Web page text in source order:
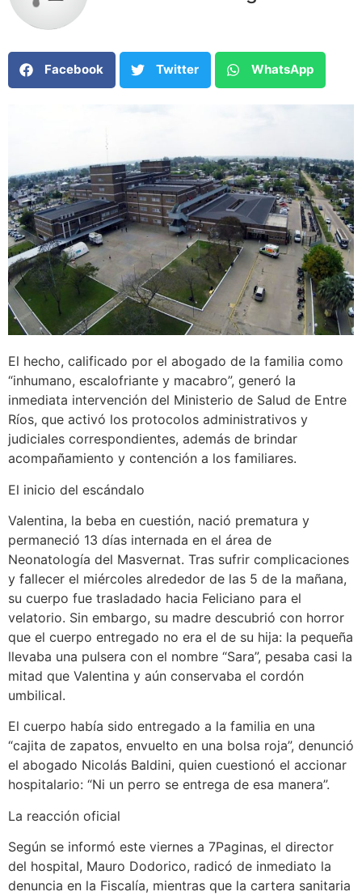
Facebook Twitter WhatsApp
El hecho, calificado por el abogado de la familia como
“inhumano, escalofriante y macabro”, generó la
inmediata intervención del Ministerio de Salud de Entre
Ríos, que activó los protocolos administrativos y
judiciales correspondientes, además de brindar
acompañamiento y contención a los familiares.
El inicio del escándalo
Valentina, la beba en cuestión, nació prematura y
permaneció 13 días internada en el área de
Neonatología del Masvernat. Tras sufrir complicaciones
y fallecer el miércoles alrededor de las 5 de la mañana,
su cuerpo fue trasladado hacia Feliciano para el
velatorio. Sin embargo, su madre descubrió con horror
que el cuerpo entregado no era el de su hija: la pequeña
llevaba una pulsera con el nombre “Sara”, pesaba casi la
mitad que Valentina y aún conservaba el cordón
umbilical.
El cuerpo había sido entregado a la familia en una
“cajita de zapatos, envuelto en una bolsa roja”, denunció
el abogado Nicolás Baldini, quien cuestionó el accionar
hospitalario: “Ni un perro se entrega de esa manera”.
La reacción oficial
Según se informó este viernes a 7Paginas, el director
del hospital, Mauro Dodorico, radicó de inmediato la
denuncia en la Fiscalía, mientras que la cartera sanitaria